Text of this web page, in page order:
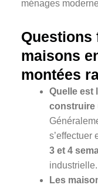
ménages
Questions
maisons
montées
Quelle est
construire
s’effectuer
3 et 4
industrielle.
Les